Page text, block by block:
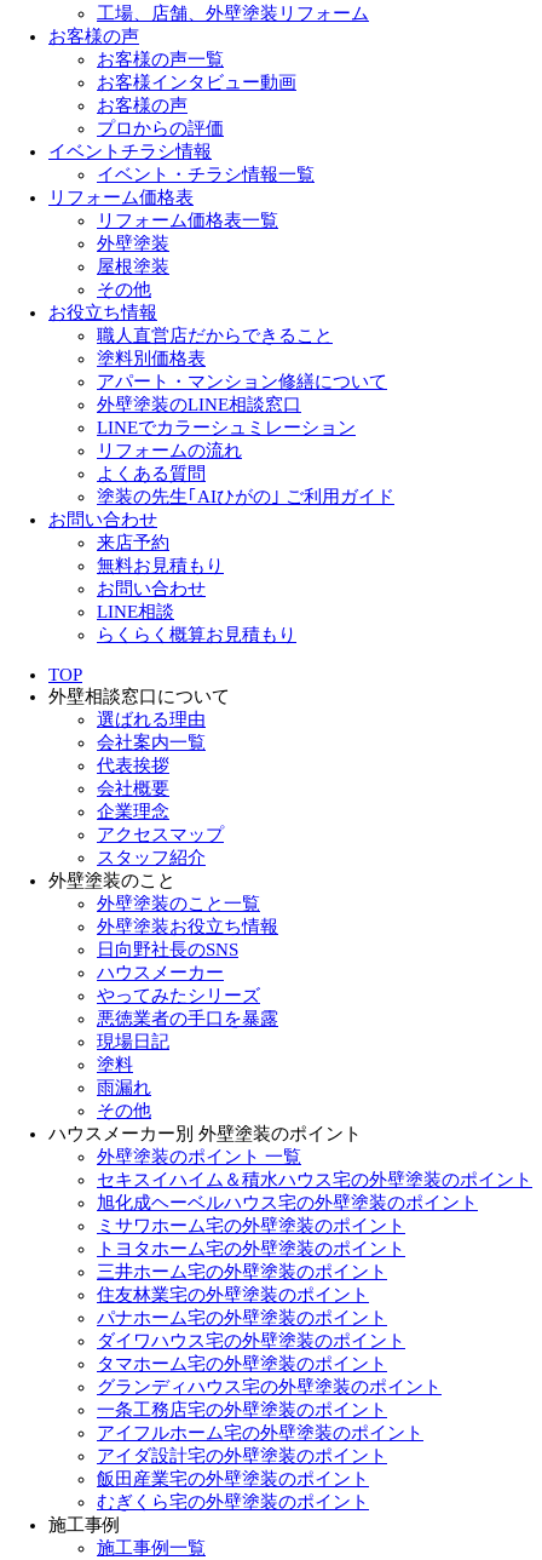
工場、店舗、外壁塗装リフォーム
お客様の声
お客様の声一覧
お客様インタビュー動画
お客様の声
プロからの評価
イベントチラシ情報
イベント・チラシ情報一覧
リフォーム価格表
リフォーム価格表一覧
外壁塗装
屋根塗装
その他
お役立ち情報
職人直営店だからできること
塗料別価格表
アパート・マンション修繕について
外壁塗装のLINE相談窓口
LINEでカラーシュミレーション
リフォームの流れ
よくある質問
塗装の先生｢AIひがの｣ ご利用ガイド
お問い合わせ
来店予約
無料お見積もり
お問い合わせ
LINE相談
らくらく概算お見積もり
TOP
外壁相談窓口について
選ばれる理由
会社案内一覧
代表挨拶
会社概要
企業理念
アクセスマップ
スタッフ紹介
外壁塗装のこと
外壁塗装のこと一覧
外壁塗装お役立ち情報
日向野社長のSNS
ハウスメーカー
やってみたシリーズ
悪徳業者の手口を暴露
現場日記
塗料
雨漏れ
その他
ハウスメーカー別 外壁塗装のポイント
外壁塗装のポイント 一覧
セキスイハイム＆積水ハウス宅の外壁塗装のポイント
旭化成ヘーベルハウス宅の外壁塗装のポイント
ミサワホーム宅の外壁塗装のポイント
トヨタホーム宅の外壁塗装のポイント
三井ホーム宅の外壁塗装のポイント
住友林業宅の外壁塗装のポイント
パナホーム宅の外壁塗装のポイント
ダイワハウス宅の外壁塗装のポイント
タマホーム宅の外壁塗装のポイント
グランディハウス宅の外壁塗装のポイント
一条工務店宅の外壁塗装のポイント
アイフルホーム宅の外壁塗装のポイント
アイダ設計宅の外壁塗装のポイント
飯田産業宅の外壁塗装のポイント
むぎくら宅の外壁塗装のポイント
施工事例
施工事例一覧